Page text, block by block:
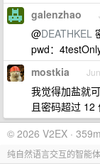
galenzhao
@DEATHKEL
pwd：
mostkia
我觉得加盐就
且密码超过 12
© 2026 V2EX ·
纯自然语言交互的智能体